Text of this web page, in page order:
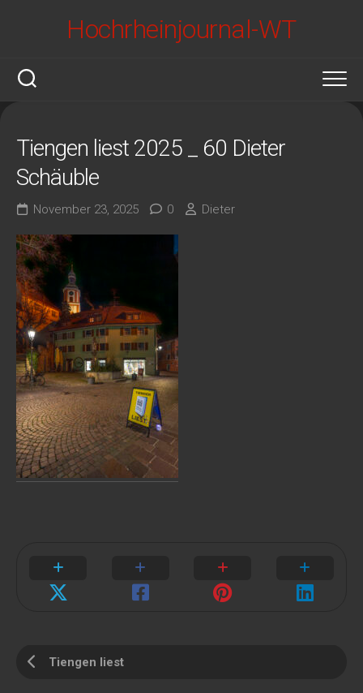
Hochrheinjournal-WT
Tiengen liest 2025 _ 60 Dieter
Schäuble
November 23, 2025 0 Dieter
Tiengen liest